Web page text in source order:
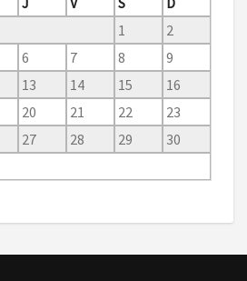
1
2
6 7 8
9
13 14 15
16
20 21 22
23
27 28 29
30